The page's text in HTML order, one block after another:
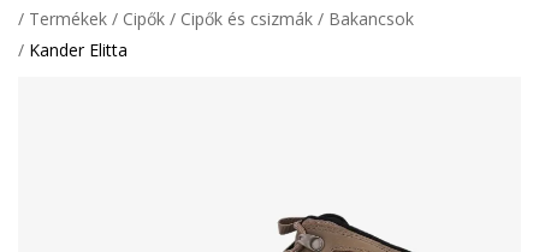
Termékek
Cipők Cipők és csizmák
Bakancsok
Kander Elitta